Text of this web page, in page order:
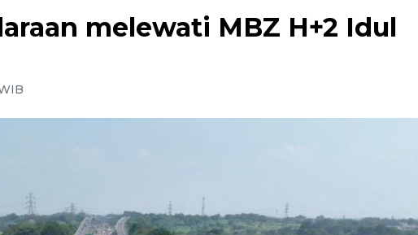
melewati MBZ H+2 Idul